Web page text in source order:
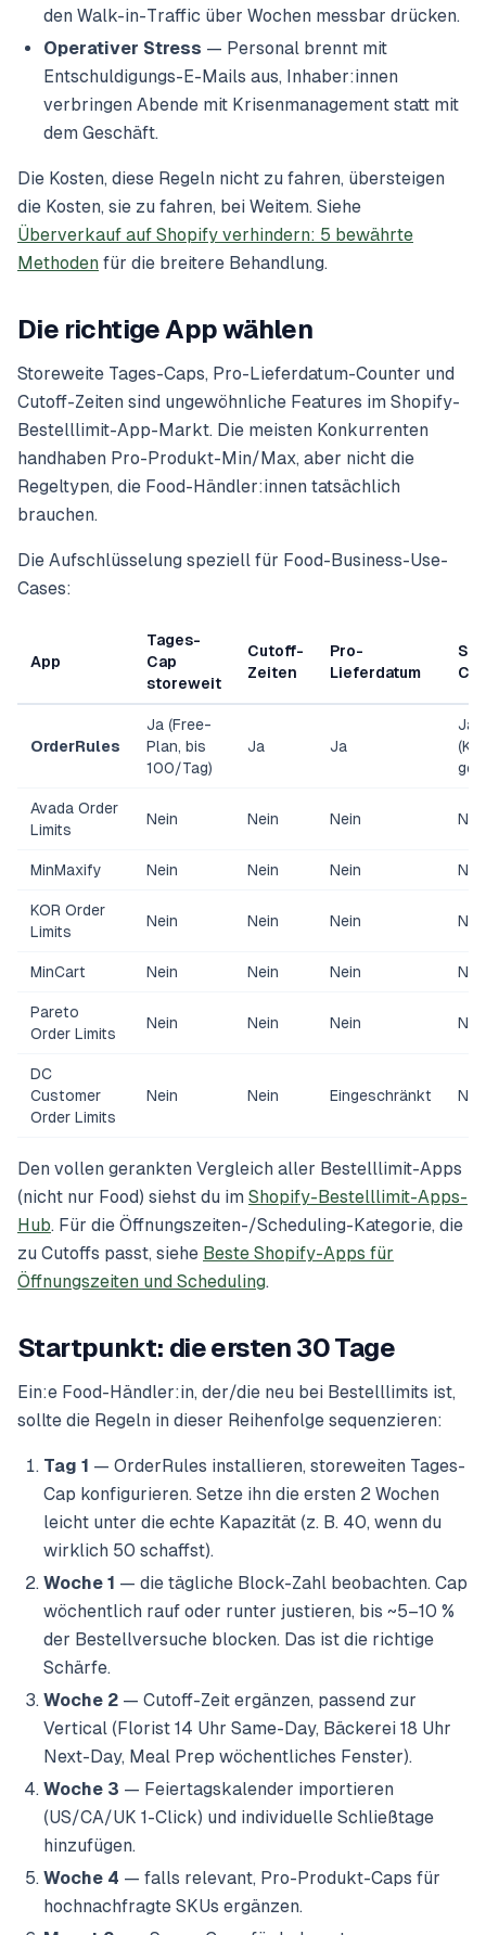
den Walk-in-Traffic über Wochen messbar drücken.
Operativer Stress — Personal brennt mit
Entschuldigungs-E-Mails aus, Inhaber:innen
verbringen Abende mit Krisenmanagement statt mit
dem Geschäft.
Die Kosten, diese Regeln nicht zu fahren, übersteigen
die Kosten, sie zu fahren, bei Weitem. Siehe
Überverkauf auf Shopify verhindern: 5 bewährte
Methoden für die breitere Behandlung.
Die richtige App wählen
Storeweite Tages-Caps, Pro-Lieferdatum-Counter und
Cutoff-Zeiten sind ungewöhnliche Features im Shopify-
Bestelllimit-App-Markt. Die meisten Konkurrenten
handhaben Pro-Produkt-Min/Max, aber nicht die
Regeltypen, die Food-Händler:innen tatsächlich
brauchen.
Die Aufschlüsselung speziell für Food-Business-Use-
Cases:
App
Tages-
Cap
storeweit
Cutoff-
Zeiten
Pro-
Lieferdatum
OrderRules
Ja (Free-
Plan, bis
100/Tag)
Ja Ja
Ja
Avada Order
Limits
Nein Nein Nein
MinMaxify Nein Nein Nein
KOR Order
Limits
Nein Nein Nein
MinCart Nein Nein Nein
Pareto
Order Limits
Nein Nein Nein
DC
Customer
Order Limits
Nein Nein Eingeschränkt
Den vollen gerankten Vergleich aller Bestelllimit-Apps
(nicht nur Food) siehst du im Shopify-Bestelllimit-Apps-
Hub. Für die Öffnungszeiten-/Scheduling-Kategorie, die
zu Cutoffs passt, siehe Beste Shopify-Apps für
Öffnungszeiten und Scheduling.
Startpunkt: die ersten 30 Tage
Ein:e Food-Händler:in, der/die neu bei Bestelllimits ist,
sollte die Regeln in dieser Reihenfolge sequenzieren:
Tag 1 — OrderRules installieren, storeweiten Tages-
Cap konfigurieren. Setze ihn die ersten 2 Wochen
leicht unter die echte Kapazität (z. B. 40, wenn du
wirklich 50 schaffst).
Woche 1 — die tägliche Block-Zahl beobachten. Cap
wöchentlich rauf oder runter justieren, bis ~5–10 %
der Bestellversuche blocken. Das ist die richtige
Schärfe.
Woche 2 — Cutoff-Zeit ergänzen, passend zur
Vertical (Florist 14 Uhr Same-Day, Bäckerei 18 Uhr
Next-Day, Meal Prep wöchentliches Fenster).
Woche 3 — Feiertagskalender importieren
(US/CA/UK 1-Click) und individuelle Schließtage
hinzufügen.
Woche 4 — falls relevant, Pro-Produkt-Caps für
hochnachfragte SKUs ergänzen.